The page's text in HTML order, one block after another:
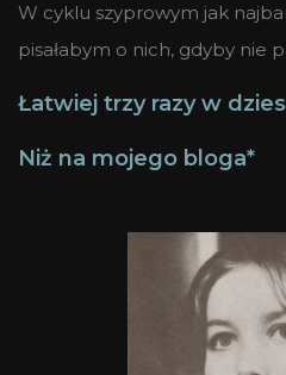
W cyklu szyprowym jak
pisałabym o nich, gdyby nie
Łatwiej trzy razy w
Niż na mojego bloga*